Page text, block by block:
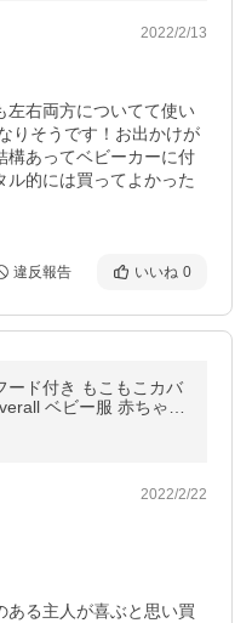
2022/2/13
左右両方についてて使い
りそうです！お出かけが
構あってベビーカーに付
ル的には買ってよかった
違反報告 いいね 0
ード付き もこもこカバ
ベビー服 赤ちゃ
2022/2/22
ある主人が喜ぶと思い買